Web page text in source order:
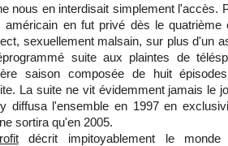
nous en interdisait simplement l'accès.
américain en fut privé dès le quatrième
sexuellement malsain, sur plus d'un
suite aux plaintes de
saison composée de huit
La suite ne vit évidemment jamais le
diffusa l'ensemble en 1997 en
sortira qu'en 2005.
décrit impitoyablement le